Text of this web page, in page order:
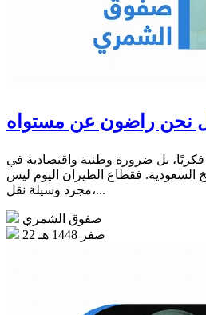
نحن راضون عن مستواه
فكريًا، بل ضرورة وطنية واقتصادية في
السعودية. فقطاع الطيران اليوم ليس
مجرد وسيلة نقل،...
صفوق الشمري
22 صفر 1448 هـ